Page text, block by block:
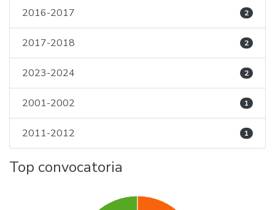
2016-2017 2
2017-2018 2
2023-2024 2
2001-2002 1
2011-2012 1
Top convocatoria